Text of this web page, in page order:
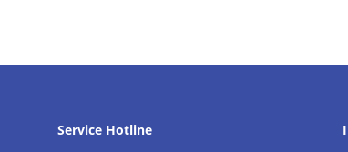
Service Hotline